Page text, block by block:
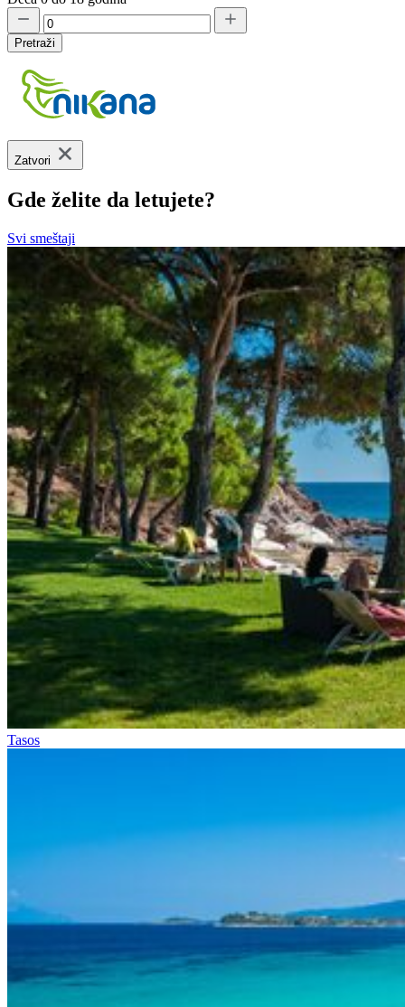
Pretraži
Zatvori
Gde želite da letujete?
Svi smeštaji
Tasos